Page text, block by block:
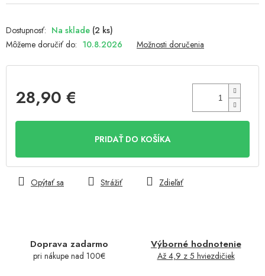
Na sklade (2 ks)
Môžeme doručiť do: 10.8.2026 Možnosti doručenia
28,90 €
PRIDAŤ DO KOŠÍKA
Doprava zadarmo
pri nákupe nad 100€
Výborné hodnotenie
Až 4,9 z 5 hviezdičiek
Opýtať sa Strážiť Zdieľať